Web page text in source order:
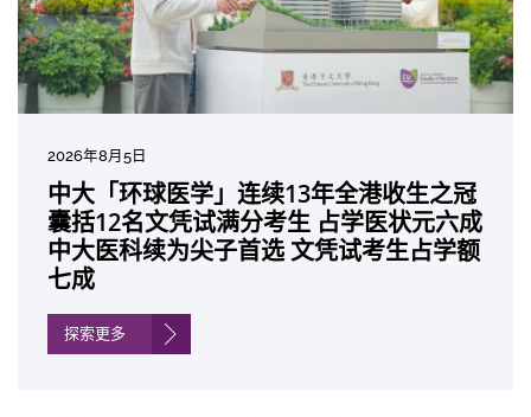
2026年8月5日
中大「环球医学」连续13年全港收生之冠
囊括12名文凭试满分考生 占学医状元六成
中大医科续为尖子首选 文凭试考生占学额
七成
探索更多
2026年7月27日
中大成立崭新 ITECH医疗科技评估平台 推
动健康经济分析及价值医疗
探索更多
2026年7月10日
中大研发「AI-OCT」系统助测糖尿黄斑水
肿 假阳性转介个案锐减六成 缩短患者轮
候诊症时间
2026年7月10日
中大黄秀娟教授获颁中国工程界最高荣誉
「光华工程科技奖」 成为今届医药衞生领
域唯一香港学者
2026年7月7日
中大新设「香港中文大学凤凰奖学金」嘉
许公开试状元 鼓励学医状元走出课堂放眼
世界 装备21世纪妙手仁医
2026年6月29日
中大全新一站式PGT-Plus方案 精准辨识
传统检测中复杂基因异常「盲点」 降低人
工受孕流产及异常妊娠风险
2026年6月22日
中大发现青光眼治疗新靶点 小鼠实验证实
可恢复七成视力 有助开创崭新神经保护疗
法
2026年6月17日
中大成功拆解肝癌免疫治疗耐药性机制 揭
一种免疫细胞具「除废喂食」新功能助癌
细胞耐药性
2026年6月10日
中大与多名全球专家共同牵头跨国肺癌研
究 逾半晚期ALK阳性肺癌病人七年无恶化
因特定基因异常而引起的肺癌有望变成
「慢性病」 患者可与病共存
探索更多
2026年6月5日
中大教授陈重娥获颁「清野裕杰出领袖
奖」 成为本港首名学者荣膺亚洲糖尿病教
研最高荣誉
2026年6月2日
中大汇聚逾200位区域专家 探讨私人医疗
保险如何推动全民健康覆盖
探索更多
2026年5月19日
中大张源津医生成首位亚洲研究员 荣获国
际泌尿科权威奖项John K. Lattimer 讲座
奖
2026年5月14日
中大取得「从实验室到临床应用」研究突
破 初步证实GLP-1药物可改善严重中风康
复情况